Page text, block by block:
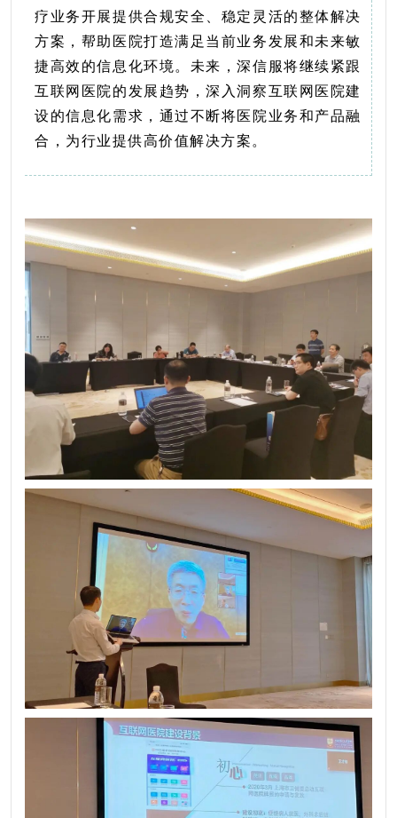
疗业务开展提供合规安全、稳定灵活的整体解决
方案，帮助医院打造满足当前业务发展和未来敏
捷高效的信息化环境。未来，深信服将继续紧跟
互联网医院的发展趋势，深入洞察互联网医院建
设的信息化需求，通过不断将医院业务和产品融
合，为行业提供高价值解决方案。